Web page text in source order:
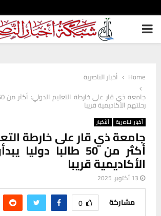
PRIMARY
Home
أخبار الناصرية
رحلتهم الأكاديمية قريبا
أخبار الناصرية ألأخبار
جامعة ذي قار على خارطة
أكثر من 50 طالبا
الأكاديمية قريبا
13 أكتوبر، 2025
مشاركة 0